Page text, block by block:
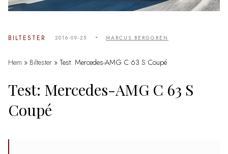
BILTESTER 2016-09-25 - MARCUS BERGGREN
Hem » Biltester » Test: Mercedes-AMG C 63 S Coupé
Test: Mercedes-AMG C 63 S
Coupé